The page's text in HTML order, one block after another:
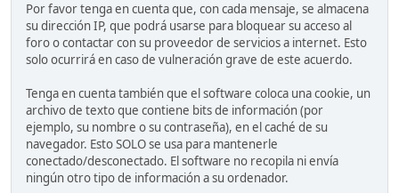
Por favor tenga en cuenta que, con cada mensaje, se almacena
su dirección IP, que podrá usarse para bloquear su acceso al
foro o contactar con su proveedor de servicios a internet. Esto
solo ocurrirá en caso de vulneración grave de este acuerdo.
Tenga en cuenta también que el software coloca una cookie, un
archivo de texto que contiene bits de información (por
ejemplo, su nombre o su contraseña), en el caché de su
navegador. Esto SOLO se usa para mantenerle
conectado/desconectado. El software no recopila ni envía
ningún otro tipo de información a su ordenador.